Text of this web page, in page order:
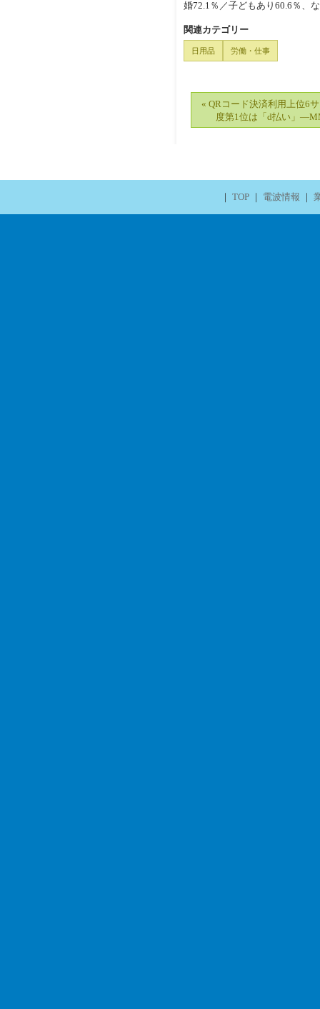
婚72.1％／子どもあり60.6％、
関連カテゴリー
日用品 労働・仕事
« QRコード決済利用上位6
度第1位は「d払い」
｜ TOP｜ 電波情報 ｜